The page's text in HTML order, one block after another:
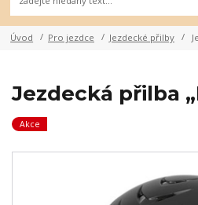
Úvod Pro jezdce Jezdecké přilby
Jezdecká přilba
Akce